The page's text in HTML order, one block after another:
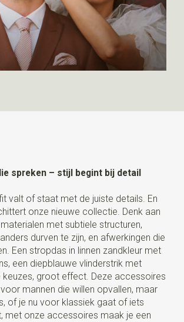
spreken – stijl begint bij detail
valt of staat met de juiste details. En
onze nieuwe collectie. Denk aan
met subtiele structuren,
durven te zijn, en afwerkingen die
Een stropdas in linnen zandkleur met
een diepblauwe vlinderstrik met
keuzes, groot effect. Deze accessoires
mannen die willen opvallen, maar
of je nu voor klassiek gaat of iets
met onze accessoires maak je een